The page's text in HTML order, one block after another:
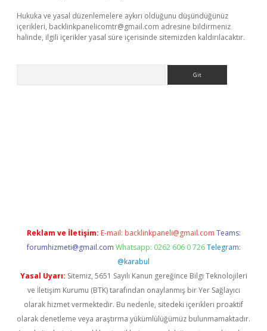
Hukuka ve yasal düzenlemelere aykırı olduğunu düşündüğünüz
içerikleri, backlinkpanelicomtr@gmail.com adresine bildirmeniz
halinde, ilgili içerikler yasal süre içerisinde sitemizden kaldırılacaktır.
Reklam ve İletişim: E-mail: backlinkpaneli@gmail.com Teams:
forumhizmeti@gmail.com Whatsapp: 0262 606 0 726 Telegram:
@karabul
Yasal Uyarı: Sitemiz, 5651 Sayılı Kanun gereğince Bilgi Teknolojileri
ve İletişim Kurumu (BTK) tarafından onaylanmış bir Yer Sağlayıcı
olarak hizmet vermektedir. Bu nedenle, sitedeki içerikleri proaktif
olarak denetleme veya araştırma yükümlülüğümüz bulunmamaktadır.